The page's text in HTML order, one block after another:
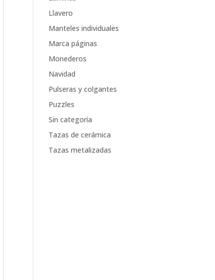
Llavero
Manteles individuales
Marca páginas
Monederos
Navidad
Pulseras y colgantes
Puzzles
Sin categoría
Tazas de cerámica
Tazas metalizadas